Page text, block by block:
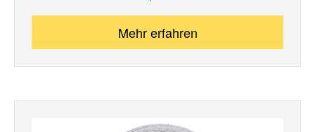
Mehr erfahren